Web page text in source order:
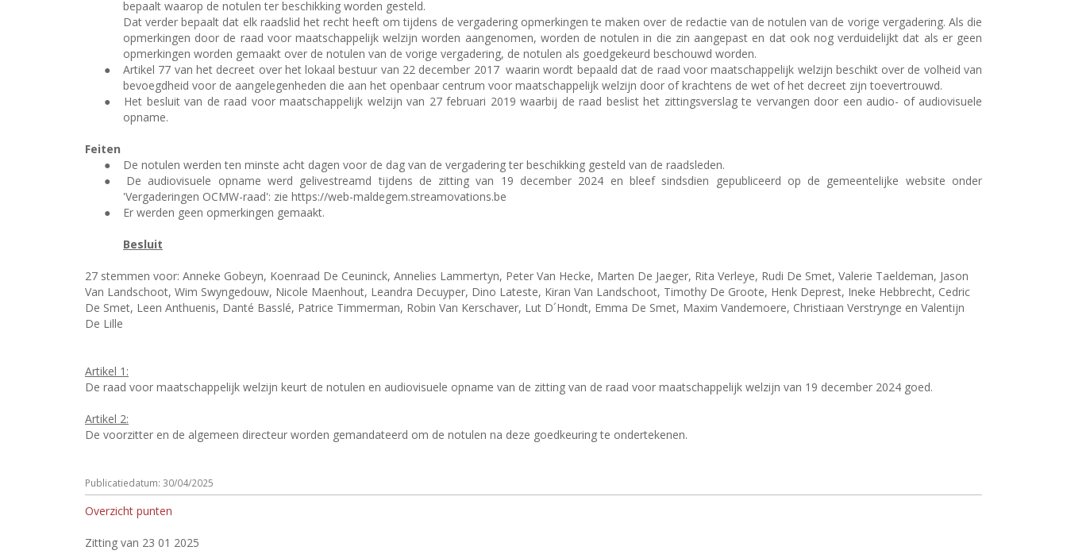
bepaalt waarop de notulen ter beschikking worden gesteld.
Dat verder bepaalt dat elk raadslid het recht heeft om tijdens de vergadering opmerkingen te maken over de redactie van de notulen van de vorige vergadering. Als die
opmerkingen door de raad voor maatschappelijk welzijn worden aangenomen, worden de notulen in die zin aangepast en dat ook nog verduidelijkt dat als er geen
opmerkingen worden gemaakt over de notulen van de vorige vergadering, de notulen als goedgekeurd beschouwd worden.
●
Artikel 77 van het decreet over het lokaal bestuur van 22 december 2017 waarin wordt bepaald dat de raad voor maatschappelijk welzijn beschikt over de volheid van
bevoegdheid voor de aangelegenheden die aan het openbaar centrum voor maatschappelijk welzijn door of krachtens de wet of het decreet zijn toevertrouwd.
●
Het besluit van de raad voor maatschappelijk welzijn van 27 februari 2019 waarbij de raad beslist het zittingsverslag te vervangen door een audio- of audiovisuele
opname.
Feiten
●
De notulen werden ten minste acht dagen voor de dag van de vergadering ter beschikking gesteld van de raadsleden.
●
De audiovisuele opname werd gelivestreamd tijdens de zitting van 19 december 2024 en bleef sindsdien gepubliceerd op de gemeentelijke website onder
'Vergaderingen OCMW-raad': zie https://web-maldegem.streamovations.be
●
Er werden geen opmerkingen gemaakt.
Besluit
27 stemmen voor: Anneke Gobeyn, Koenraad De Ceuninck, Annelies Lammertyn, Peter Van Hecke, Marten De Jaeger, Rita Verleye, Rudi De Smet, Valerie Taeldeman, Jason
Van Landschoot, Wim Swyngedouw, Nicole Maenhout, Leandra Decuyper, Dino Lateste, Kiran Van Landschoot, Timothy De Groote, Henk Deprest, Ineke Hebbrecht, Cedric
De Smet, Leen Anthuenis, Danté Basslé, Patrice Timmerman, Robin Van Kerschaver, Lut D´Hondt, Emma De Smet, Maxim Vandemoere, Christiaan Verstrynge en Valentijn
De Lille
Artikel 1:
De raad voor maatschappelijk welzijn keurt de notulen en audiovisuele opname van de zitting van de raad voor maatschappelijk welzijn van 19 december 2024 goed.
Artikel 2:
De voorzitter en de algemeen directeur worden gemandateerd om de notulen na deze goedkeuring te ondertekenen.
Publicatiedatum: 30/04/2025
Overzicht punten
Zitting van 23 01 2025